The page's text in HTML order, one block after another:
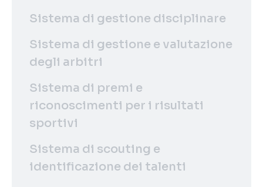
Sistema di gestione disciplinare
Sistema di gestione e valutazione
degli arbitri
Sistema di premi e
riconoscimenti per i risultati
sportivi
Sistema di scouting e
identificazione dei talenti